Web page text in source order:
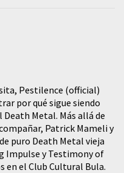
Pestilence (official)
por qué sigue siendo
Metal. Más allá de
Patrick Mameli y
puro Death Metal vieja
Impulse y Testimony of
en el Club Cultural Bula.